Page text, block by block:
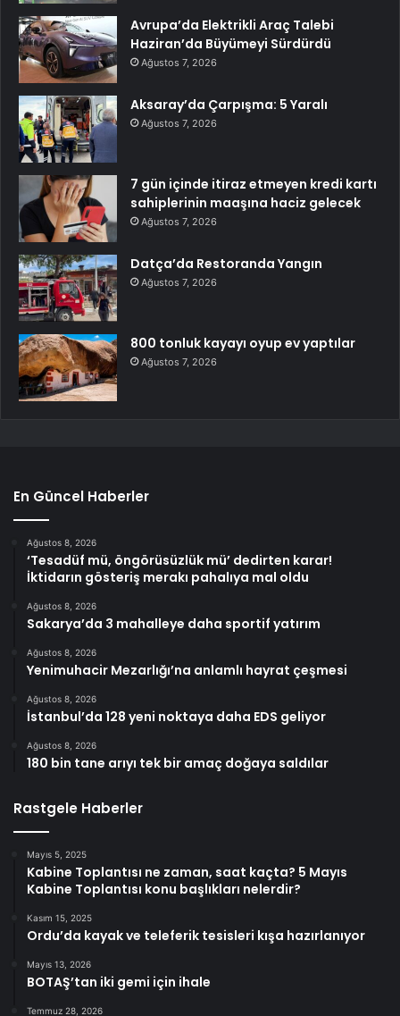
Avrupa’da Elektrikli Araç Talebi
Haziran’da Büyümeyi Sürdürdü
Ağustos 7, 2026
Aksaray’da Çarpışma: 5 Yaralı
Ağustos 7, 2026
7 gün içinde itiraz etmeyen kredi kartı
sahiplerinin maaşına haciz gelecek
Ağustos 7, 2026
Datça’da Restoranda Yangın
Ağustos 7, 2026
800 tonluk kayayı oyup ev yaptılar
Ağustos 7, 2026
En Güncel Haberler
Ağustos 8, 2026
‘Tesadüf mü, öngörüsüzlük mü’ dedirten karar!
İktidarın gösteriş merakı pahalıya mal oldu
Ağustos 8, 2026
Sakarya’da 3 mahalleye daha sportif yatırım
Ağustos 8, 2026
Yenimuhacir Mezarlığı’na anlamlı hayrat çeşmesi
Ağustos 8, 2026
İstanbul’da 128 yeni noktaya daha EDS geliyor
Ağustos 8, 2026
180 bin tane arıyı tek bir amaç doğaya saldılar
Rastgele Haberler
Mayıs 5, 2025
Kabine Toplantısı ne zaman, saat kaçta? 5 Mayıs
Kabine Toplantısı konu başlıkları nelerdir?
Kasım 15, 2025
Ordu’da kayak ve teleferik tesisleri kışa hazırlanıyor
Mayıs 13, 2026
BOTAŞ’tan iki gemi için ihale
Temmuz 28, 2026